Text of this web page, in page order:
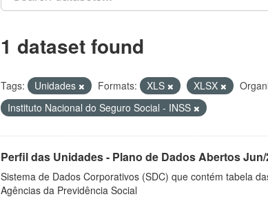
1 dataset found
Tags: Unidades Formats: XLS XLSX
Instituto Nacional do Seguro Social - INSS
Perfil das Unidades - Plano de Dados Abertos Jun/
Sistema de Dados Corporativos (SDC) que contém tabela
Agências da Previdência Social